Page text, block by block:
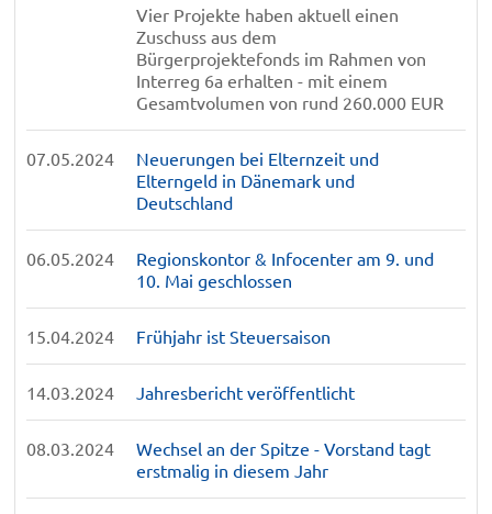
Vier Projekte haben aktuell einen
Zuschuss aus dem
Bürgerprojektefonds im Rahmen von
Interreg 6a erhalten - mit einem
Gesamtvolumen von rund 260.000 EUR
07.05.2024
Neuerungen bei Elternzeit und
Elterngeld in Dänemark und
Deutschland
06.05.2024
Regionskontor & Infocenter am 9. und
10. Mai geschlossen
15.04.2024 Frühjahr ist Steuersaison
14.03.2024 Jahresbericht veröffentlicht
08.03.2024
Wechsel an der Spitze - Vorstand tagt
erstmalig in diesem Jahr